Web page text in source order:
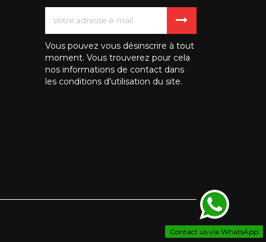
Vous pouvez vous désinscrire à tout
moment. Vous trouverez pour cela
nos informations de contact dans
les conditions d'utilisation du site.
Contact us via WhatsApp